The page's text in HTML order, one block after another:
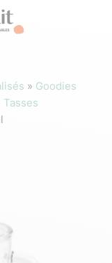
» Goodies
Tasses